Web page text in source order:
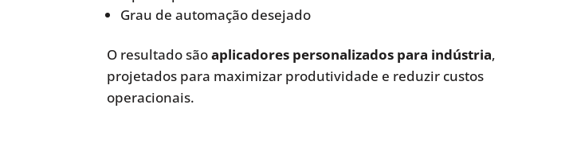
Grau de automação desejado
O resultado sãoaplicadores personalizados para indústria,
projetados para maximizar produtividade e reduzir custos
operacionais.